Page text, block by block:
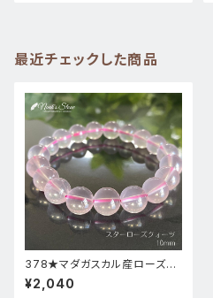
最近チェックした商品
378★マダガスカル産ローズク
ォーツ【お買得・ミルキー】天然
石パワーストーンブレスレット
¥2,040